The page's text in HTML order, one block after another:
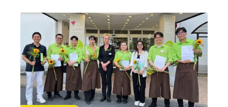
zeigte einmal mehr das hohe Ausbildungsniveau
der Branche im Freistaat.